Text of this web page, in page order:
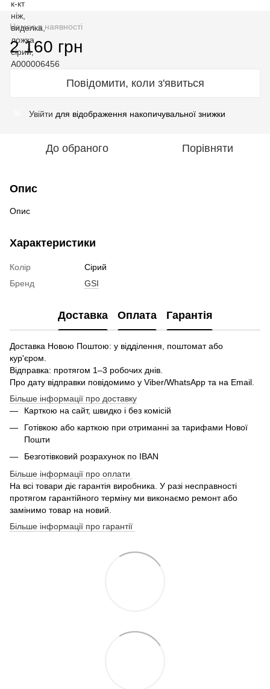
Немає в наявності
2 160 грн
Повідомити, коли з'явиться
Увійти для відображення накопичувальної знижки
До обраного Порівняти
Опис
Опис
Характеристики
Колір
Сірий
Бренд
GSI
Доставка Оплата Гарантія
Доставка Новою Поштою: у відділення, поштомат або
кур'єром.
Відправка: протягом 1–3 робочих днів.
Про дату відправки повідомимо у Viber/WhatsApp та на Email.
Більше інформації про доставку
Карткою на сайт, швидко і без комісій
Готівкою або карткою при отриманні за тарифами Нової
Пошти
Безготівковий розрахунок по IBAN
Більше інформації про оплати
На всі товари діє гарантія виробника. У разі несправності
протягом гарантійного терміну ми виконаємо ремонт або
замінимо товар на новий.
Більше інформації про гарантії